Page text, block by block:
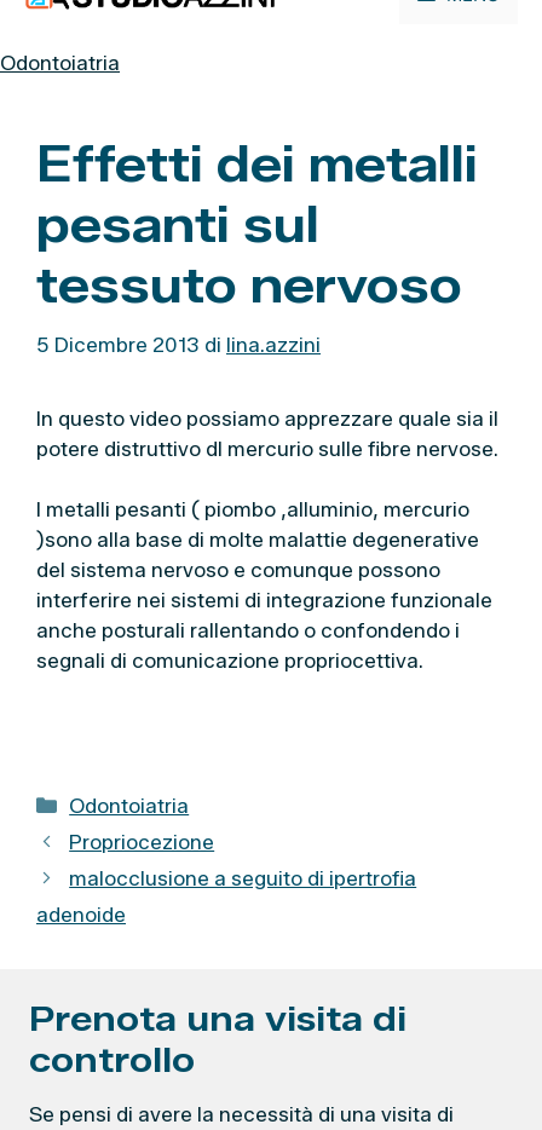
contenuto
Odontoiatria
Effetti dei metalli
pesanti sul
tessuto nervoso
5 Dicembre 2013 di lina.azzini
In questo video possiamo apprezzare quale sia il
potere distruttivo dl mercurio sulle fibre nervose.
I metalli pesanti ( piombo ,alluminio, mercurio
)sono alla base di molte malattie degenerative
del sistema nervoso e comunque possono
interferire nei sistemi di integrazione funzionale
anche posturali rallentando o confondendo i
segnali di comunicazione propriocettiva.
C
a
e
g
i
Odontoiatria
Propriocezione
malocclusione a seguito di ipertrofia
adenoide
Prenota una visita di
controllo
Se pensi di avere la necessità di una visita di